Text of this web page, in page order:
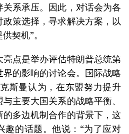
系承压。因此，对话会为各
策选择，寻求解决方案，以
契机”。
点是举办评估特朗普总统第
的影响的讨论会。国际战略
斯曼认为，在东盟努力提升
主要大国关系的战略平衡、
多边机制合作的背景下，这
趣的话题。他说：“为了应对